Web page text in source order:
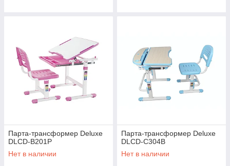
Парта-трансформер Deluxe
DLCD-B201Р
Нет в наличии
Парта-трансформер Deluxe
DLCD-C304B
Нет в наличии